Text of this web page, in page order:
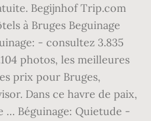
Begijnhof Trip.com
à Bruges Beguinage
- consultez 3.835
photos, les meilleures
prix pour Bruges,
Dans ce havre de paix,
… Béguinage: Quietude -